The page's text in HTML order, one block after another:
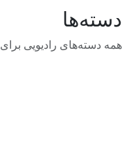
دسته‌ها
همه دسته‌های رادیویی برای United States.